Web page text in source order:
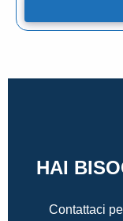
HAI
Contattaci